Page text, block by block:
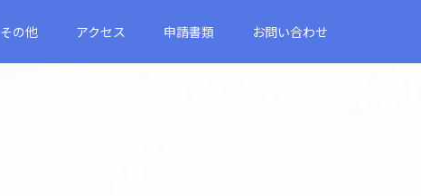
その他 アクセス 申請書類 お問い合わせ